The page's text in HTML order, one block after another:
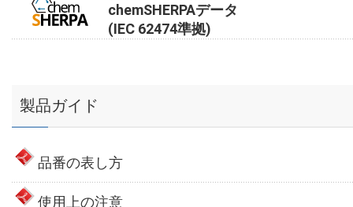
chemSHERPAデータ
(IEC 62474準拠)
製品ガイド
品番の表し方
使用上の注意